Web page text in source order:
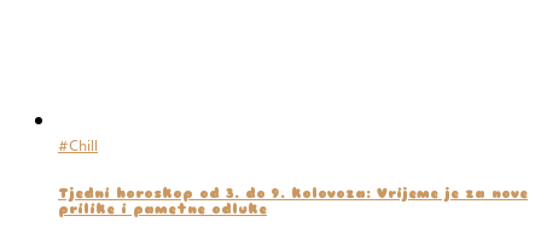
#Chill
Tjedni horoskop od 3. do 9. kolovoza: Vrijeme je za nove
prilike i pametne odluke